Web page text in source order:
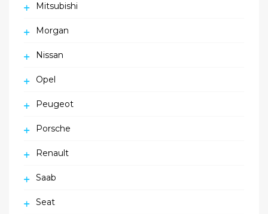
Mitsubishi
Morgan
Nissan
Opel
Peugeot
Porsche
Renault
Saab
Seat